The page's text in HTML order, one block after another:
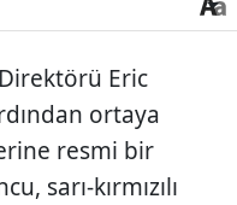
Eric
ortaya
resmi bir
sarı-kırmızılı